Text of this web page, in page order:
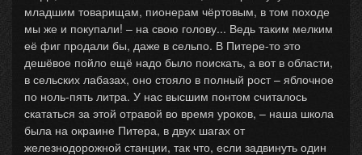
младшим товарищам, пионерам чёртовым, в том походе
мы же и покупали! – на свою голову... Ведь таким мелким
её фиг продали бы, даже в сельпо. В Питере-то это
дешёвое пойло ещё надо было поискать, а вот в области,
в сельских лабазах, оно стояло в полный рост – яблочное
по ноль-пять литра. У нас высшим понтом считалось
скататься за этой отравой во время уроков, – наша школа
была на окраине Питера, в двух шагах от
железнодорожной станции, так что, если задвинуть один